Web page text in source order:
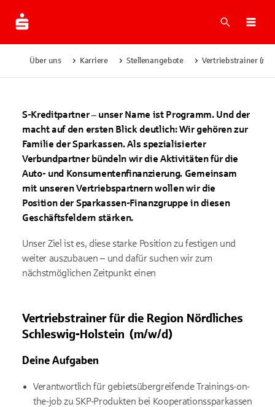
Suche
Über uns Karriere Stellenangebote Vertriebstrainer (m/
S-Kreditpartner – unser Name ist Programm. Und der
macht auf den ersten Blick deutlich: Wir gehören zur
Familie der Sparkassen. Als spezialisierter
Verbundpartner bündeln wir die Aktivitäten für die
Auto- und Konsumentenfinanzierung. Gemeinsam
mit unseren Vertriebspartnern wollen wir die
Position der Sparkassen-Finanzgruppe in diesen
Geschäftsfeldern stärken.
Unser Ziel ist es, diese starke Position zu festigen und
weiter auszubauen – und dafür suchen wir zum
nächstmöglichen Zeitpunkt einen
Vertriebstrainer für die Region Nördliches
Schleswig-Holstein (m/w/d)
Deine Aufgaben
Verantwortlich für gebietsübergreifende Trainings-on-
the-job zu SKP-Produkten bei Kooperationssparkassen